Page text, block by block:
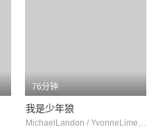
76分钟
我是少年狼
MichaelLandon / YvonneLime / WhitBissell